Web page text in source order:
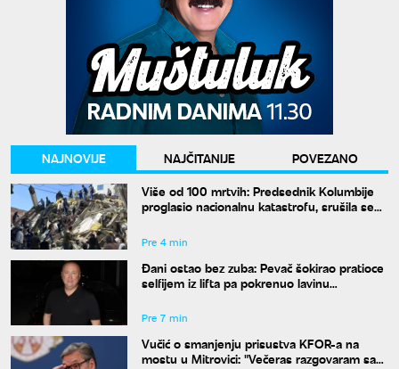
NAJNOVIJE NAJČITANIJE
POVEZANO
Više od 100 mrtvih: Predsednik Kolumbije
proglasio nacionalnu katastrofu, srušila se
Pre 4 min
Đani ostao bez zuba: Pevač šokirao pratioce
selfijem iz lifta pa pokrenuo lavinu
Pre 7 min
Vučić o smanjenju prisustva KFOR-a na
mostu u Mitrovici: "Večeras razgovaram sa